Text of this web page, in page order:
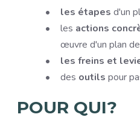
les étapes d'un
les actions
œuvre d'un plan
les freins et
des outils pour
POUR QUI?